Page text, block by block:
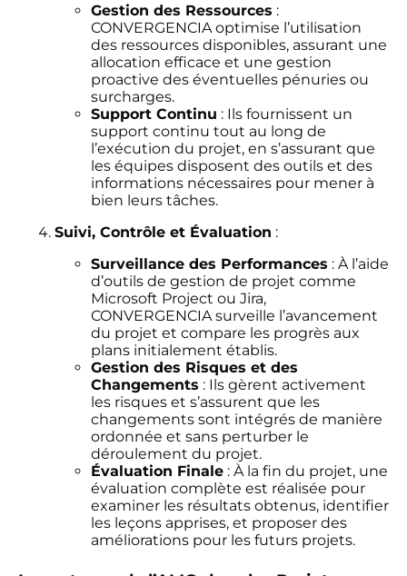
Gestion des Ressources :
CONVERGENCIA optimise l’utilisation
des ressources disponibles, assurant une
allocation efficace et une gestion
proactive des éventuelles pénuries ou
surcharges.
Support Continu : Ils fournissent un
support continu tout au long de
l’exécution du projet, en s’assurant que
les équipes disposent des outils et des
informations nécessaires pour mener à
bien leurs tâches.
Suivi, Contrôle et Évaluation :
Surveillance des Performances : À l’aide
d’outils de gestion de projet comme
Microsoft Project ou Jira,
CONVERGENCIA surveille l’avancement
du projet et compare les progrès aux
plans initialement établis.
Gestion des Risques et des
Changements : Ils gèrent activement
les risques et s’assurent que les
changements sont intégrés de manière
ordonnée et sans perturber le
déroulement du projet.
Évaluation Finale : À la fin du projet, une
évaluation complète est réalisée pour
examiner les résultats obtenus, identifier
les leçons apprises, et proposer des
améliorations pour les futurs projets.